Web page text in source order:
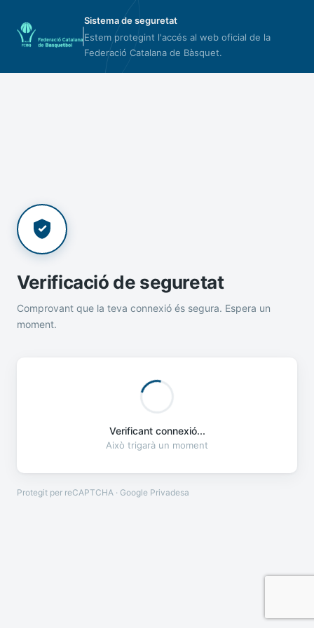
Sistema de seguretat
Estem protegint l'accés al web oficial de la
Federació Catalana de Bàsquet.
Verificació de seguretat
Comprovant que la teva connexió és segura. Espera un
moment.
Verificant connexió...
Això trigarà un moment
Protegit per reCAPTCHA · Google Privadesa